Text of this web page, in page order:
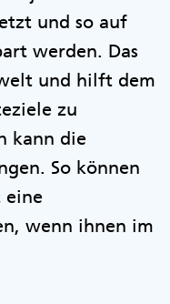
und so auf
werden. Das
und hilft dem
zu
kann die
So können
eine
wenn ihnen im